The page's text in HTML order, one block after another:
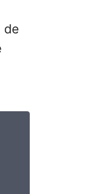
de